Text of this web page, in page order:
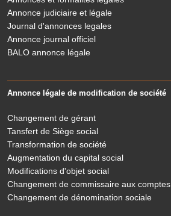
Annonce judiciaire et légale
Journal d'annonces legales
Annonce journal officiel
BALO annonce légale
Annonce légale de modification de société
Changement de gérant
Tansfert de Siège social
Transformation de société
Augmentation du capital social
Modifications d'objet social
Changement de commissaire aux comptes
Changement de dénomination sociale